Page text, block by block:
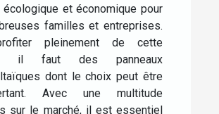
écologique et économique pour
familles et entreprises.
pleinement de cette
il faut des panneaux
dont le choix peut être
Avec une multitude
sur le marché, il est essentiel